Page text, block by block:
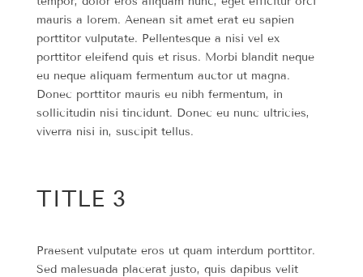
mauris a lorem. Aenean sit amet erat eu sapien
porttitor vulputate. Pellentesque a nisi vel ex
porttitor eleifend quis et risus. Morbi blandit neque
eu neque aliquam fermentum auctor ut magna.
Donec porttitor mauris eu nibh fermentum, in
sollicitudin nisi tincidunt. Donec eu nunc ultricies,
viverra nisi in, suscipit tellus.
TITLE 3
Praesent vulputate eros ut quam interdum porttitor.
Sed malesuada placerat justo, quis dapibus velit